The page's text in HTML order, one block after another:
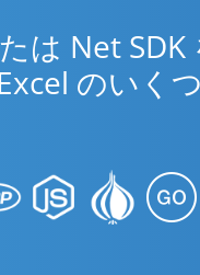
Net SDK
のいく